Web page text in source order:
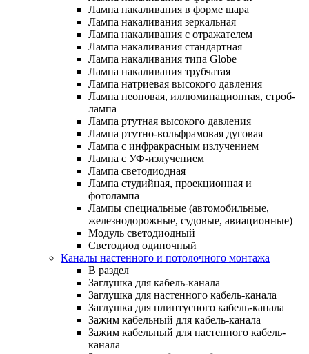
Лампа накаливания в форме шара
Лампа накаливания зеркальная
Лампа накаливания с отражателем
Лампа накаливания стандартная
Лампа накаливания типа Globe
Лампа накаливания трубчатая
Лампа натриевая высокого давления
Лампа неоновая, иллюминационная, строб-
лампа
Лампа ртутная высокого давления
Лампа ртутно-вольфрамовая дуговая
Лампа с инфракрасным излучением
Лампа с УФ-излучением
Лампа светодиодная
Лампа студийная, проекционная и
фотолампа
Лампы специальные (автомобильные,
железнодорожные, судовые, авиационные)
Модуль светодиодный
Светодиод одиночный
Каналы настенного и потолочного монтажа
В раздел
Заглушка для кабель-канала
Заглушка для настенного кабель-канала
Заглушка для плинтусного кабель-канала
Зажим кабельный для кабель-канала
Зажим кабельный для настенного кабель-
канала